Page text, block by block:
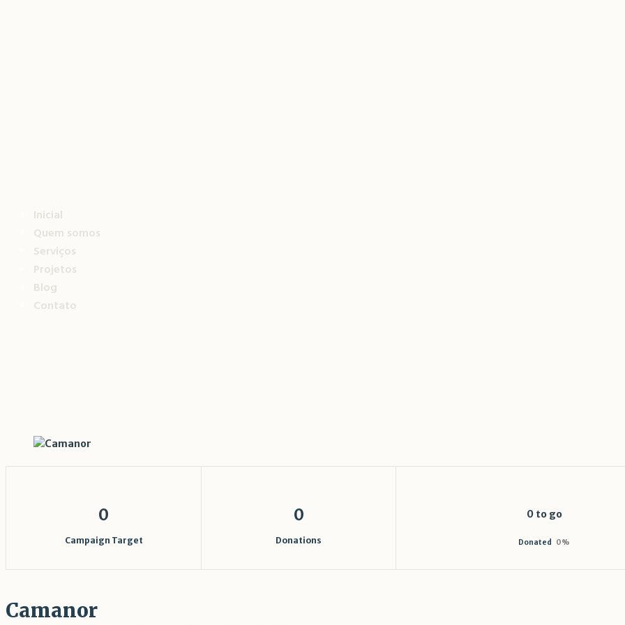
Inicial
Quem somos
Serviços
Projetos
Blog
Contato
0
Campaign Target
0
Donations
0 to go
Donated 0%
Camanor